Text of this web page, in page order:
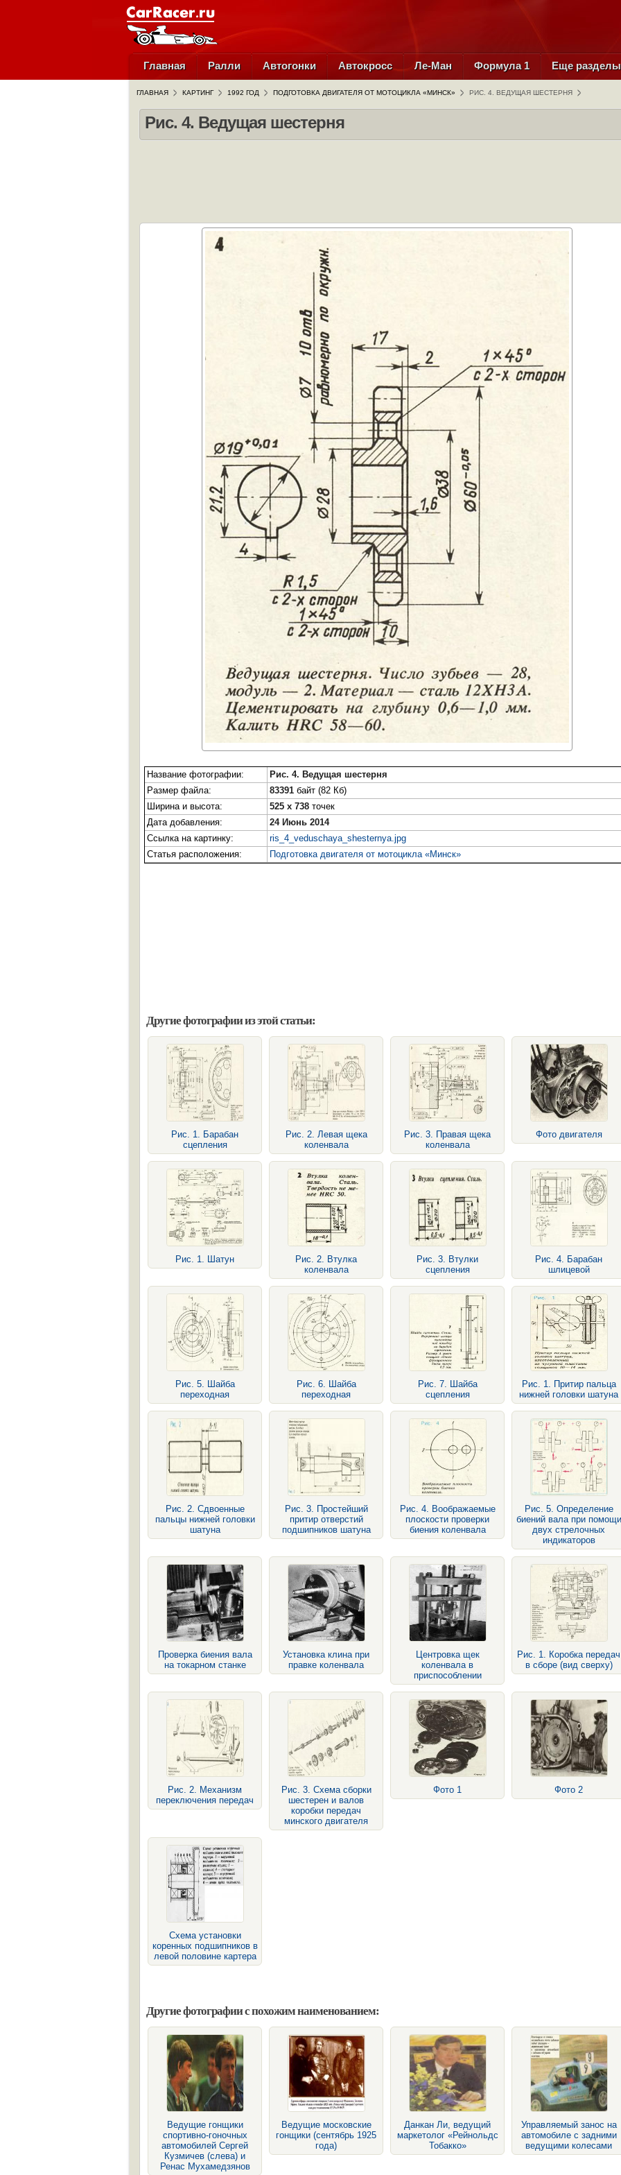
Главная Ралли Автогонки Автокросс Ле-Ман Формула 1 Еще
ГЛАВНАЯ КАРТИНГ 1992 ГОД ПОДГОТОВКА ДВИГАТЕЛЯ ОТ МОТОЦИКЛА «МИНСК» РИС. 4. ВЕДУЩАЯ ШЕСТЕРНЯ
Рис. 4. Ведущая шестерня
Название фотографии:
Рис. 4. Ведущая шестерня
Размер файла:
83391 байт (82 Кб)
Ширина и высота:
525 x 738 точек
Дата добавления:
24 Июнь 2014
Ссылка на картинку:
ris_4_veduschaya_shesternya.jpg
Статья расположения:
Подготовка двигателя от мотоцикла «Минск»
Другие фотографии из этой статьи:
Рис. 1. Барабан
сцепления
Рис. 2. Левая щека
коленвала
Рис. 3. Правая щека
коленвала
Фото двигателя
Рис. 1. Шатун
Рис. 2. Втулка
коленвала
Рис. 3. Втулки
сцепления
Рис. 4. Барабан
шлицевой
Рис. 5. Шайба
переходная
Рис. 6. Шайба
переходная
Рис. 7. Шайба
сцепления
Рис. 1. Притир пальца
нижней головки шатуна
Рис. 2. Сдвоенные
пальцы нижней головки
шатуна
Рис. 3. Простейший
притир отверстий
подшипников шатуна
Рис. 4. Воображаемые
плоскости проверки
биения коленвала
Рис. 5. Определение
биений вала при помощи
двух стрелочных
индикаторов
Проверка биения вала
на токарном станке
Установка клина при
правке коленвала
Центровка щек
коленвала в
приспособлении
Рис. 1. Коробка передач
в сборе (вид сверху)
Рис. 2. Механизм
переключения передач
Рис. 3. Схема сборки
шестерен и валов
коробки передач
минского двигателя
Фото 1 Фото 2
Схема установки
коренных подшипников в
левой половине картера
Другие фотографии с похожим наименованием:
Ведущие гонщики
спортивно-гоночных
автомобилей Сергей
Кузмичев (слева) и
Ренас Мухамедзянов
Ведущие московские
гонщики (сентябрь 1925
года)
Данкан Ли, ведущий
маркетолог «Рейнольдс
Тобакко»
Управляемый занос на
автомобиле с задними
ведущими колесами